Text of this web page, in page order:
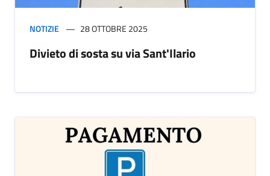
NOTIZIE 28 OTTOBRE 2025
Divieto di sosta su via Sant'Ilario